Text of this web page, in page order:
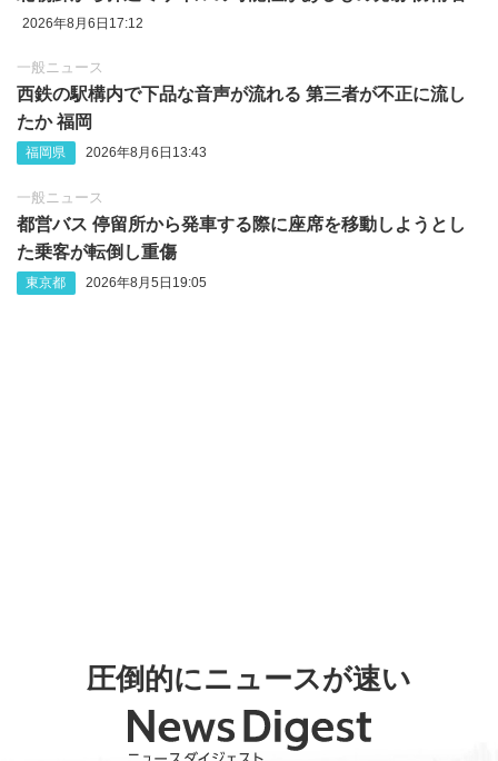
2026年8月6日17:12
一般ニュース
西鉄の駅構内で下品な音声が流れる 第三者が不正に流し
たか 福岡
福岡県 2026年8月6日13:43
一般ニュース
都営バス 停留所から発車する際に座席を移動しようとし
た乗客が転倒し重傷
東京都 2026年8月5日19:05
圧倒的にニュースが速い